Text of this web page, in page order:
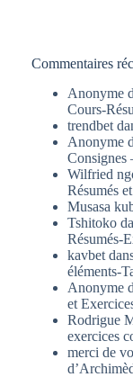
Commentaires
Anonyme
Cours-
trendbet
Anonyme
Consignes
Wilfried
Résumés
Musasa
Tshitoko
Résumés-
kavbet
éléments-
Anonyme
et
Rodrigue
exercices
merci de